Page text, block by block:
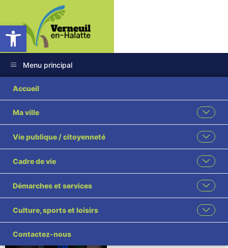
Ouvrir la barre d’outils
Menu principal
Accueil
Ma ville
Vie publique / citoyenneté
Cadre de vie
Démarches et services
Culture, sports et loisirs
Contactez-nous
Miss Verneuil 2026-
257